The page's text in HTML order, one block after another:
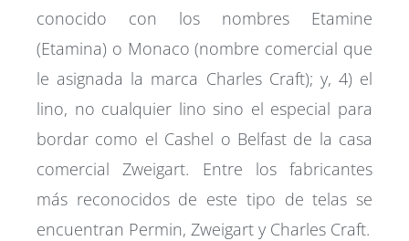
conocido con los nombres Etamine
(Etamina) o Monaco (nombre comercial que
le asignada la marca Charles Craft); y, 4) el
lino, no cualquier lino sino el especial para
bordar como el Cashel o Belfast de la casa
comercial Zweigart. Entre los fabricantes
más reconocidos de este tipo de telas se
encuentran Permin, Zweigart y Charles Craft.